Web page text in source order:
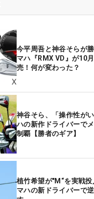
今平周吾と神谷そらが
マハ『RMX VD』が10
売！何が変わった？
神谷そら、「操作性が
ハの新作ドライバーで
制覇【勝者のギア】
植竹希望が"M“を実戦
マハの新ドライバーで